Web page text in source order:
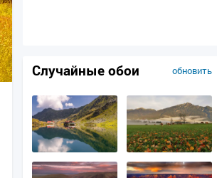
обновить
Случайные обои